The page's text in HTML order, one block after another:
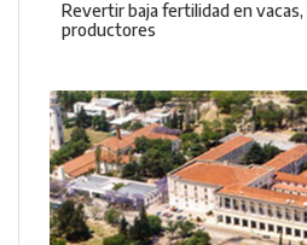
Revertir baja fertilidad en vacas,
productores